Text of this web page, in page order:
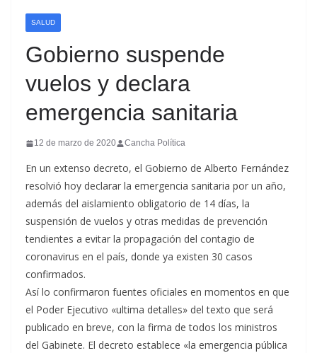
SALUD
Gobierno suspende
vuelos y declara
emergencia sanitaria
12 de marzo de 2020 Cancha Política
En un extenso decreto, el Gobierno de Alberto Fernández
resolvió hoy declarar la emergencia sanitaria por un año,
además del aislamiento obligatorio de 14 días, la
suspensión de vuelos y otras medidas de prevención
tendientes a evitar la propagación del contagio de
coronavirus en el país, donde ya existen 30 casos
confirmados.
Así lo confirmaron fuentes oficiales en momentos en que
el Poder Ejecutivo «ultima detalles» del texto que será
publicado en breve, con la firma de todos los ministros
del Gabinete. El decreto establece «la emergencia pública